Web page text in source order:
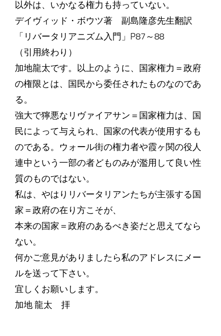
以外は、いかなる権力も持っていない。
デイヴィッド・ボウツ著 副島隆彦先生翻訳
「リバータリアニズム入門」P87～88
（引用終わり）
加地龍太です。以上のように、国家権力＝政府
の権限とは、国民から委任されたものなのであ
る。
強大で獰悪なリヴァイアサン＝国家権力は、国
民によって与えられ、国家の代表が使用するも
のである。ウォール街の権力者や霞ヶ関の役人
連中という一部の者どものみが濫用して良い性
質のものではない。
私は、やはりリバータリアンたちが主張する国
家＝政府の在り方こそが、
本来の国家＝政府のあるべき姿だと思えてなら
ない。
何かご意見がありましたら私のアドレスにメー
ルを送って下さい。
宜しくお願いします。
加地 龍太 拝